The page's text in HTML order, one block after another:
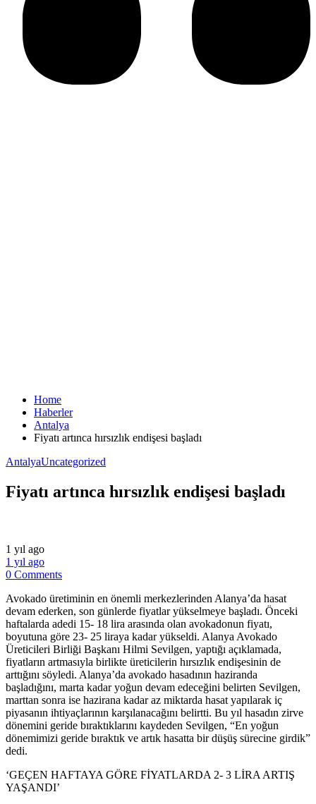
Home
Haberler
Antalya
Fiyatı artınca hırsızlık endişesi başladı
AntalyaUncategorized
Fiyatı artınca hırsızlık endişesi başladı
1 yıl ago
1 yıl ago
0 Comments
Avokado üretiminin en önemli merkezlerinden Alanya’da hasat
devam ederken, son günlerde fiyatlar yükselmeye başladı. Önceki
haftalarda adedi 15- 18 lira arasında olan avokadonun fiyatı,
boyutuna göre 23- 25 liraya kadar yükseldi. Alanya Avokado
Üreticileri Birliği Başkanı Hilmi Sevilgen, yaptığı açıklamada,
fiyatların artmasıyla birlikte üreticilerin hırsızlık endişesinin de
arttığını söyledi. Alanya’da avokado hasadının haziranda
başladığını, marta kadar yoğun devam edeceğini belirten Sevilgen,
marttan sonra ise hazirana kadar az miktarda hasat yapılarak iç
piyasanın ihtiyaçlarının karşılanacağını belirtti. Bu yıl hasadın zirve
dönemini geride bıraktıklarını kaydeden Sevilgen, “En yoğun
dönemimizi geride bıraktık ve artık hasatta bir düşüş sürecine girdik”
dedi.
‘GEÇEN HAFTAYA GÖRE FİYATLARDA 2- 3 LİRA ARTIŞ
YAŞANDI’